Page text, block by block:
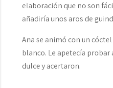
elaboración que no son
añadiría unos aros de
Ana se animó con un
blanco. Le apetecía
dulce y acertaron.